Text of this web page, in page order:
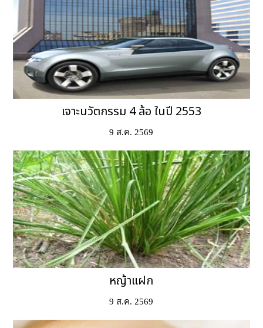
เจาะนวัตกรรม 4 ล้อ ในปี 2553
9 ส.ค. 2569
หญ้าแฝก
9 ส.ค. 2569